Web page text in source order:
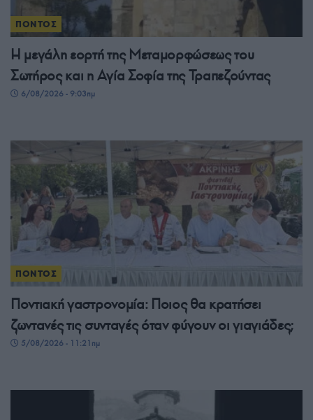
ΠΟΝΤΟΣ
Η μεγάλη εορτή της Μεταμορφώσεως του
Σωτήρος και η Αγία Σοφία της Τραπεζούντας
6/08/2026 - 9:03πμ
ΠΟΝΤΟΣ
Ποντιακή γαστρονομία: Ποιος θα κρατήσει
ζωντανές τις συνταγές όταν φύγουν οι γιαγιάδες;
5/08/2026 - 11:21πμ